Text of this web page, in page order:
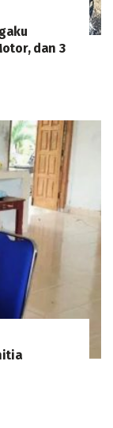
dan 3